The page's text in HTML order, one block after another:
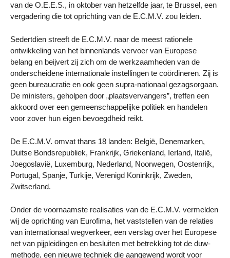
van de O.E.E.S., in oktober van hetzelfde jaar, te Brussel, een
vergadering die tot oprichting van de E.C.M.V. zou leiden.
Sedertdien streeft de E.C.M.V. naar de meest rationele
ontwikkeling van het binnenlands vervoer van Europese
belang en beijvert zij zich om de werkzaamheden van de
onderscheidene internationale instellingen te coördineren. Zij is
geen bureaucratie en ook geen supra-nationaal gezagsorgaan.
De ministers, geholpen door „plaatsvervangers”, treffen een
akkoord over een gemeenschappelijke politiek en handelen
voor zover hun eigen bevoegdheid reikt.
De E.C.M.V. omvat thans 18 landen: België, Denemarken,
Duitse Bondsrepubliek, Frankrijk, Griekenland, Ierland, Italië,
Joegoslavië, Luxemburg, Nederland, Noorwegen, Oostenrijk,
Portugal, Spanje, Turkije, Verenigd Koninkrijk, Zweden,
Zwitserland.
Onder de voornaamste realisaties van de E.C.M.V. vermelden
wij de oprichting van Eurofima, het vaststellen van de relaties
van internationaal wegverkeer, een verslag over het Europese
net van pijpleidingen en besluiten met betrekking tot de duw-
methode, een nieuwe techniek die aangewend wordt voor